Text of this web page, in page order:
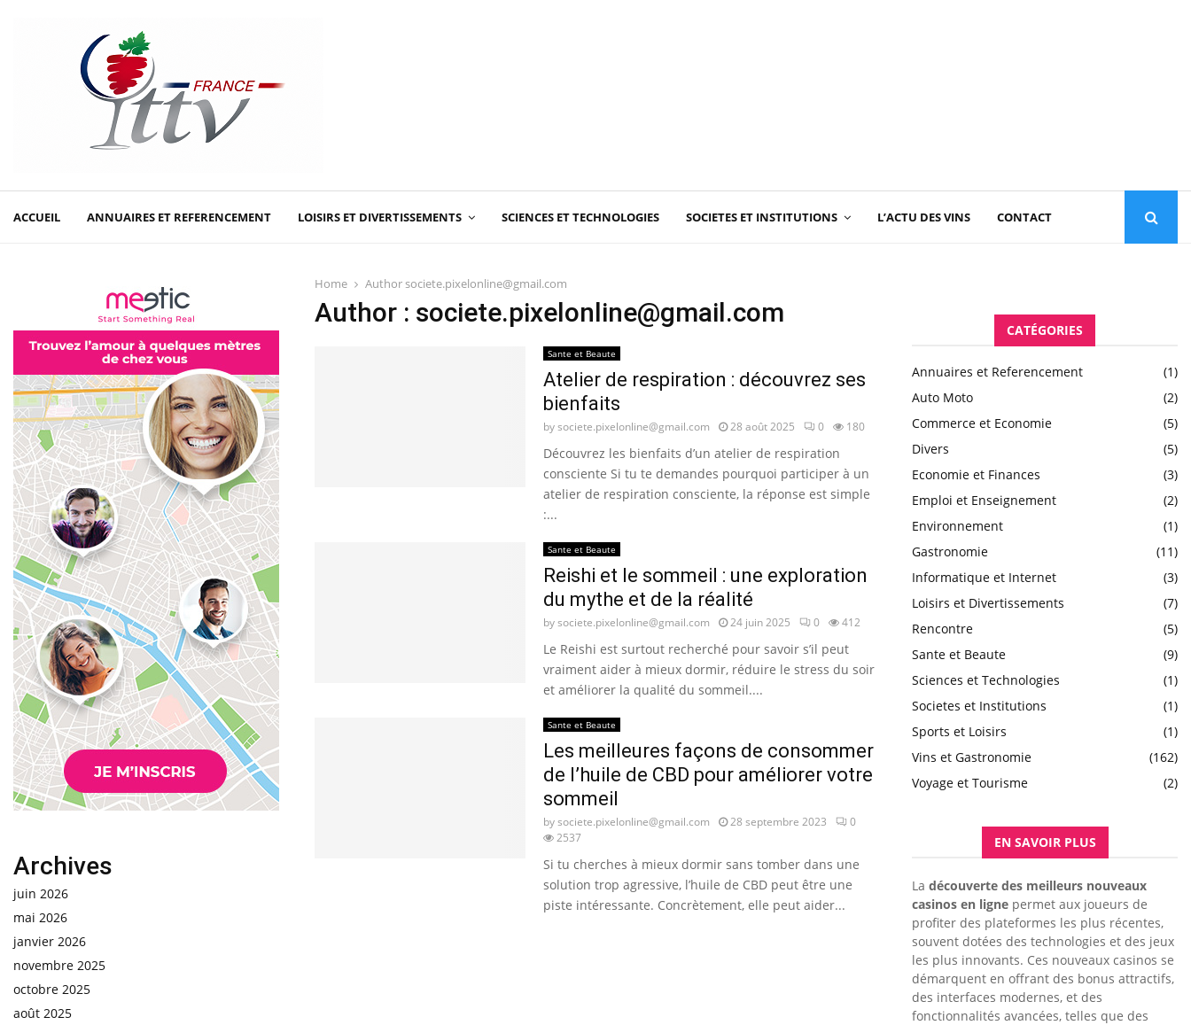
ACCUEIL ANNUAIRES ET REFERENCEMENT LOISIRS ET DIVERTISSEMENTS SCIENCES ET TECHNOLOGIES SOCIETES ET INSTITUTIONS L’ACTU DES VINS CONTACT
Home Authorsociete.pixelonline@gmail.com
Author : societe.pixelonline@gmail.com
Sante et Beaute
Atelier de respiration : découvrez ses
bienfaits
bysociete.pixelonline@gmail.com 28 août 2025 0 180
Découvrez les bienfaits d’un atelier de respiration
consciente Si tu te demandes pourquoi participer à un
atelier de respiration consciente, la réponse est simple
:...
Sante et Beaute
Reishi et le sommeil : une exploration
du mythe et de la réalité
bysociete.pixelonline@gmail.com 24 juin 2025 0 412
Le Reishi est surtout recherché pour savoir s’il peut
vraiment aider à mieux dormir, réduire le stress du soir
et améliorer la qualité du sommeil....
Sante et Beaute
Les meilleures façons de consommer
de l’huile de CBD pour améliorer votre
sommeil
bysociete.pixelonline@gmail.com 28 septembre 2023
0
2537
Si tu cherches à mieux dormir sans tomber dans une
solution trop agressive, l’huile de CBD peut être une
piste intéressante. Concrètement, elle peut aider...
Archives
juin 2026
mai 2026
janvier 2026
novembre 2025
octobre 2025
août 2025
CATÉGORIES
Annuaires et Referencement
(1)
Auto Moto
(2)
Commerce et Economie
(5)
Divers
(5)
Economie et Finances
(3)
Emploi et Enseignement
(2)
Environnement
(1)
Gastronomie
(11)
Informatique et Internet
(3)
Loisirs et Divertissements
(7)
Rencontre
(5)
Sante et Beaute
(9)
Sciences et Technologies
(1)
Societes et Institutions
(1)
Sports et Loisirs
(1)
Vins et Gastronomie
(162)
Voyage et Tourisme
(2)
EN SAVOIR PLUS
La découverte des meilleurs nouveaux
casinos en ligne permet aux joueurs de
profiter des plateformes les plus récentes,
souvent dotées des technologies et des jeux
les plus innovants. Ces nouveaux casinos se
démarquent en offrant des bonus attractifs,
des interfaces modernes, et des
fonctionnalités avancées, telles que des